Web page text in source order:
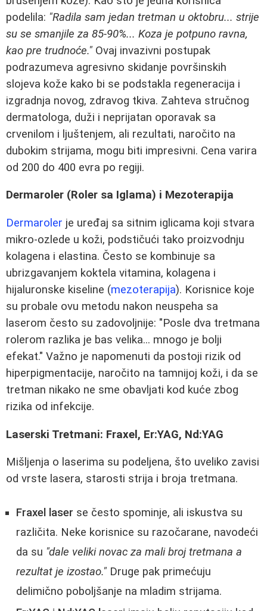
podelila: "Radila sam jedan tretman u oktobru... strije
su se smanjile za 85-90%... Koza je potpuno ravna,
kao pre trudnoće." Ovaj invazivni postupak
podrazumeva agresivno skidanje površinskih
slojeva kože kako bi se podstakla regeneracija i
izgradnja novog, zdravog tkiva. Zahteva stručnog
dermatologa, duži i neprijatan oporavak sa
crvenilom i ljuštenjem, ali rezultati, naročito na
dubokim strijama, mogu biti impresivni. Cena varira
od 200 do 400 evra po regiji.
Dermaroler (Roler sa Iglama) i Mezoterapija
Dermaroler je uređaj sa sitnim iglicama koji stvara
mikro-ozlede u koži, podstičući tako proizvodnju
kolagena i elastina. Često se kombinuje sa
ubrizgavanjem koktela vitamina, kolagena i
hijaluronske kiseline (mezoterapija). Korisnice koje
su probale ovu metodu nakon neuspeha sa
laserom često su zadovoljnije: "Posle dva tretmana
rolerom razlika je bas velika... mnogo je bolji
efekat." Važno je napomenuti da postoji rizik od
hiperpigmentacije, naročito na tamnijoj koži, i da se
tretman nikako ne sme obavljati kod kuće zbog
rizika od infekcije.
Laserski Tretmani: Fraxel, Er:YAG, Nd:YAG
Mišljenja o laserima su podeljena, što uveliko zavisi
od vrste lasera, starosti strija i broja tretmana.
Fraxel laser se često spominje, ali iskustva su
različita. Neke korisnice su razočarane, navodeći
da su "dale veliki novac za mali broj tretmana a
rezultat je izostao." Druge pak primećuju
delimično poboljšanje na mladim strijama.